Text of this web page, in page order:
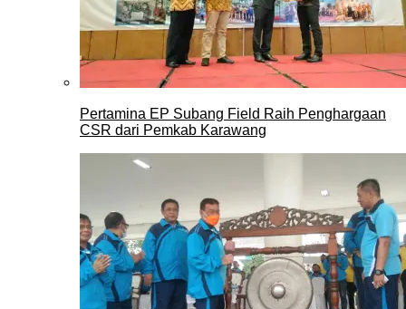
Pertamina EP Subang Field Raih Penghargaan
CSR dari Pemkab Karawang